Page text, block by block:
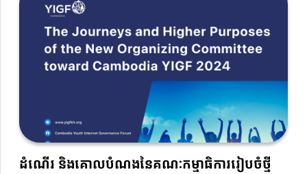
ដំណើរ និងគោលបំណងនៃគណៈកម្មាធិការរៀបចំថ្មី